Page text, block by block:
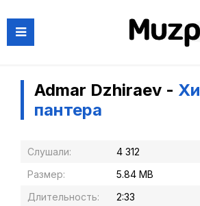
Admar Dzhiraev -
пантера
Слушали:
4 312
Размер:
5.84 MB
Длительность:
2:33